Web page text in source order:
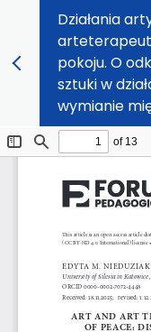
Działania
pokoju. O
sztuki w
wymianie